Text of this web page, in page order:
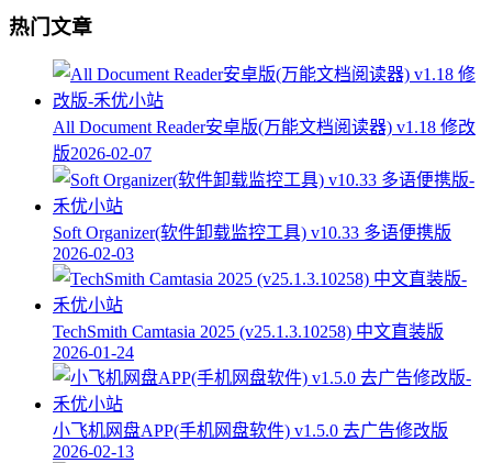
热门文章
All Document Reader安卓版(万能文档阅读器) v1.18 修改
版2026-02-07
Soft Organizer(软件卸载监控工具) v10.33 多语便携版
2026-02-03
TechSmith Camtasia 2025 (v25.1.3.10258) 中文直装版
2026-01-24
小飞机网盘APP(手机网盘软件) v1.5.0 去广告修改版
2026-02-13